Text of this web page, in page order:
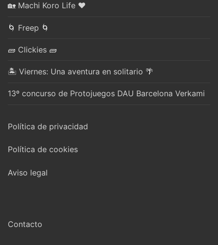
🏡 Machi Koro Life ❤️
🌀 Freep 🌀
🧱 Clickies 🧱
🏝️ Viernes: Una aventura en solitario 🌴
13º concurso de Protojuegos DAU Barcelona Verkami
Política de privacidad
Política de cookies
Aviso legal
Contacto